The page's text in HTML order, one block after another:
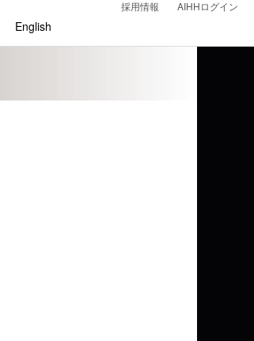
採用情報 AIHHログイン
English